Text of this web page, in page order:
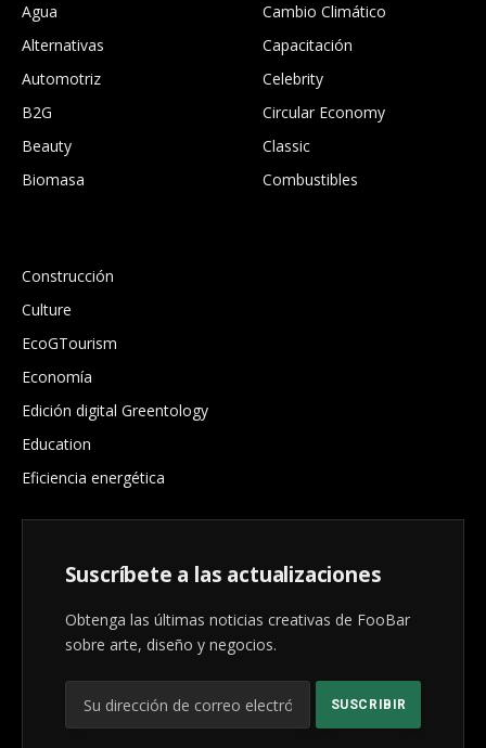
Agua
Alternativas
Automotriz
B2G
Beauty
Biomasa
Cambio Climático
Capacitación
Celebrity
Circular Economy
Classic
Combustibles
Construcción
Culture
EcoGTourism
Economía
Edición digital Greentology
Education
Eficiencia energética
Suscríbete a las actualizaciones
Obtenga las últimas noticias creativas de FooBar
sobre arte, diseño y negocios.